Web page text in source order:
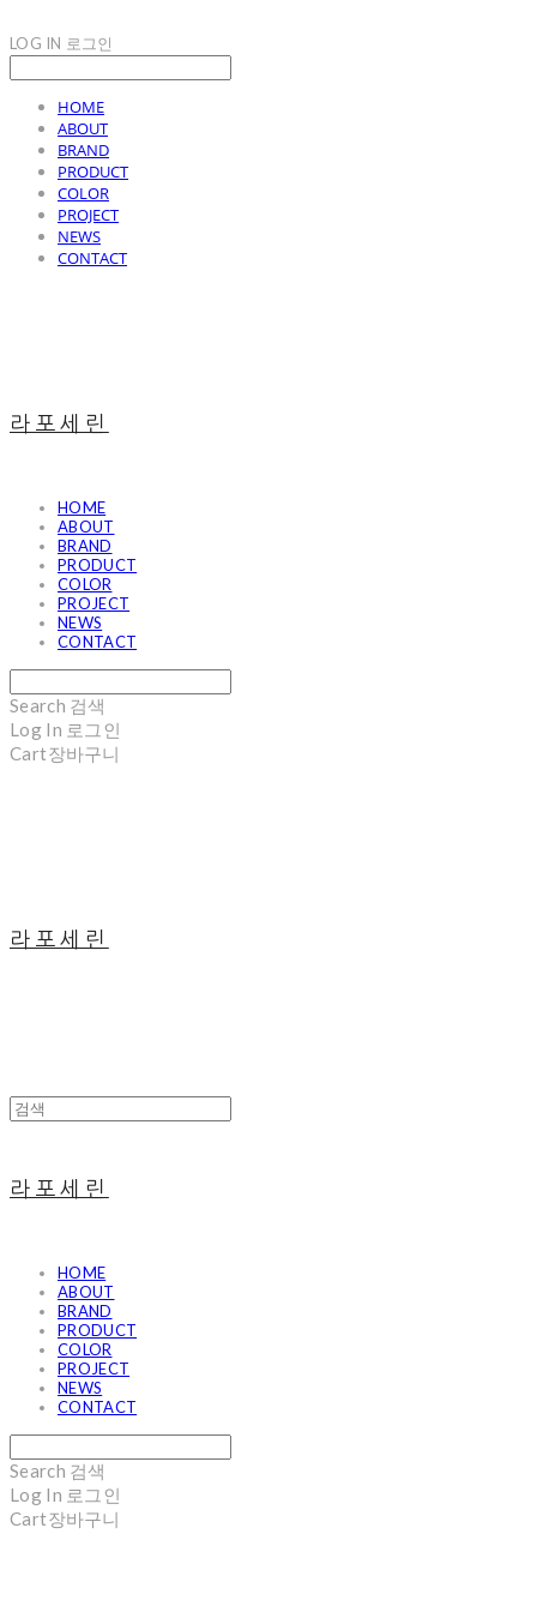
LOG IN 로그인
HOME
ABOUT
BRAND
PRODUCT
COLOR
PROJECT
NEWS
CONTACT
라포세린
HOME
ABOUT
BRAND
PRODUCT
COLOR
PROJECT
NEWS
CONTACT
Search 검색
Log In 로그인
Cart장바구니
라포세린
라포세린
HOME
ABOUT
BRAND
PRODUCT
COLOR
PROJECT
NEWS
CONTACT
Search 검색
Log In 로그인
Cart장바구니